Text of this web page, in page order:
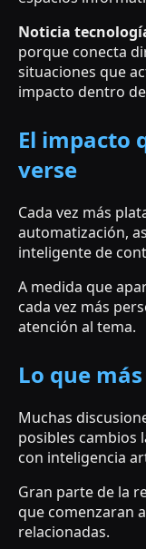
Noticia
porque conecta
situaciones que
impacto dentro
El impacto
verse
Cada vez más
automatización,
inteligente de
A medida que
cada vez más
atención al tema.
Lo que
Muchas
posibles cambios
con inteligencia
Gran parte de la
que comenzaran
relacionadas.